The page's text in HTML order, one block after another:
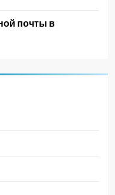
почты в